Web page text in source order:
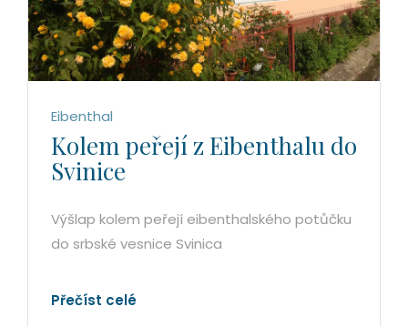
Eibenthal
Kolem peřejí z Eibenthalu do
Svinice
Výšlap kolem peřejí eibenthalského potůčku
do srbské vesnice Svinica
Přečíst celé